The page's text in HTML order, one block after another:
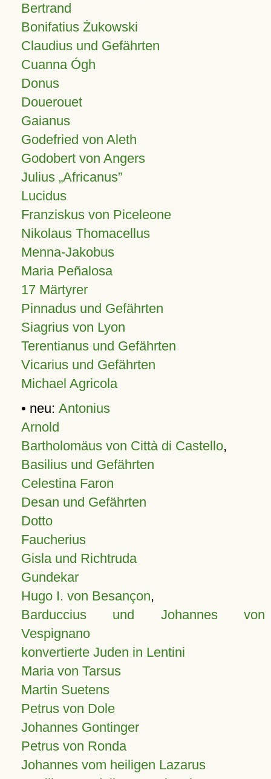
Bertrand
Bonifatius Żukowski
Claudius und Gefährten
Cuanna Ógh
Donus
Douerouet
Gaianus
Godefried von Aleth
Godobert von Angers
Julius Africanus
Lucidus
Franziskus von Piceleone
Nikolaus Thomacellus
Menna-Jakobus
Maria Peñalosa
17 Märtyrer
Pinnadus und Gefährten
Siagrius von Lyon
Terentianus und Gefährten
Vicarius und Gefährten
Michael Agricola
• neu: Antonius
Arnold
Bartholomäus von Città di Castello,
Basilius und Gefährten
Celestina Faron
Desan und Gefährten
Dotto
Faucherius
Gisla und Richtruda
Gundekar
Hugo I. von Besançon,
Barduccius und Johannes von
Vespignano
konvertierte Juden in Lentini
Maria von Tarsus
Martin Suetens
Petrus von Dole
Johannes Gontinger
Petrus von Ronda
Johannes vom heiligen Lazarus